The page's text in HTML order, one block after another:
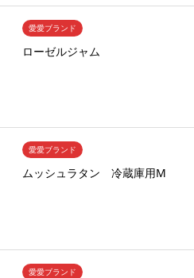
愛愛ブランド
ローゼルジャム
愛愛ブランド
ムッシュラタン 冷蔵庫用M
愛愛ブランド